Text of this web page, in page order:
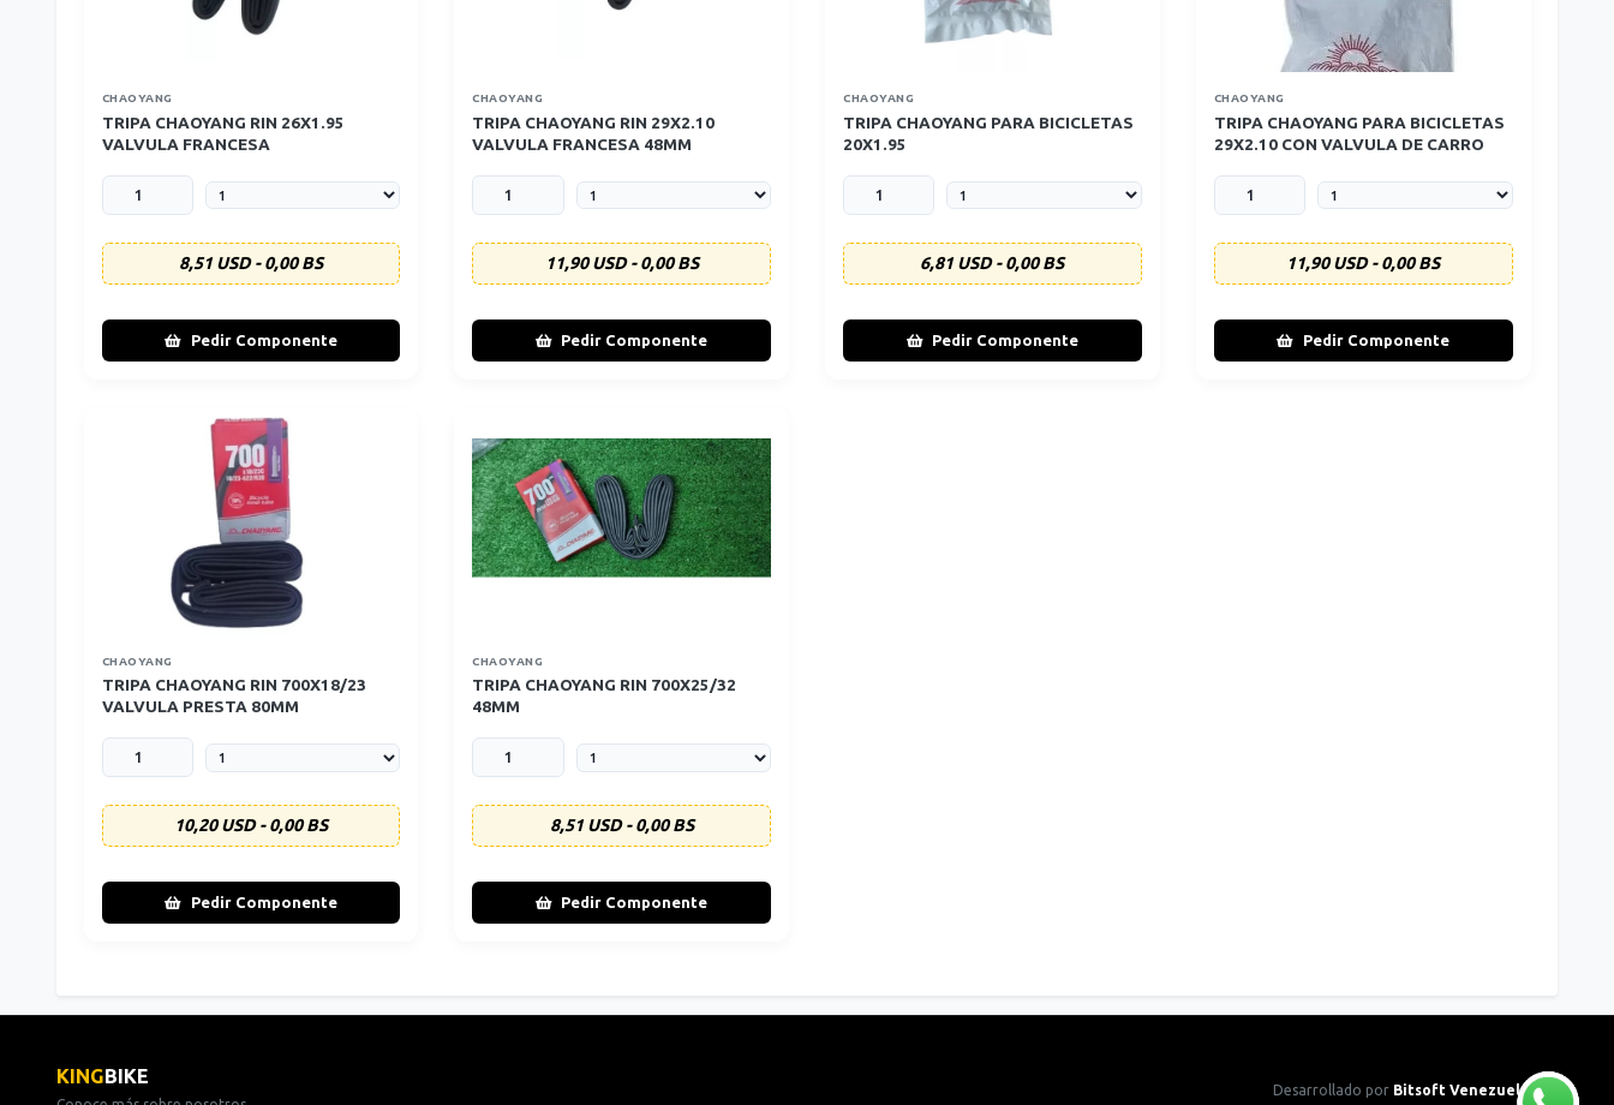
CHAOYANG
TRIPA CHAOYANG RIN 26X1.95
VALVULA FRANCESA
8,51 USD - 0,00 BS
Pedir Componente
CHAOYANG
TRIPA CHAOYANG RIN 29X2.10
VALVULA FRANCESA 48MM
11,90 USD - 0,00 BS
Pedir Componente
CHAOYANG
TRIPA CHAOYANG PARA BICICLETAS
20X1.95
6,81 USD - 0,00 BS
Pedir Componente
CHAOYANG
TRIPA CHAOYANG PARA BICICLETAS
29X2.10 CON VALVULA DE CARRO
11,90 USD - 0,00 BS
Pedir Componente
CHAOYANG
TRIPA CHAOYANG RIN 700X18/23
VALVULA PRESTA 80MM
10,20 USD - 0,00 BS
Pedir Componente
CHAOYANG
TRIPA CHAOYANG RIN 700X25/32
48MM
8,51 USD - 0,00 BS
Pedir Componente
KINGBIKE
Desarrollado por Bitsoft Venezuela CA.